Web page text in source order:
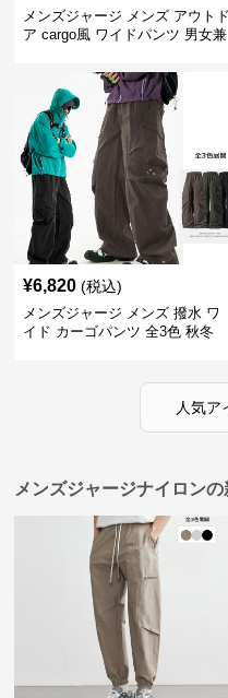
メンズジャージ メンズ アウトド
ア cargo風 ワイドパンツ 男女兼
¥6,820 (税込)
メンズジャージ メンズ 撥水 ワ
イド カーゴパンツ 全3色 秋冬
人気ア
メンズジャージナイロン